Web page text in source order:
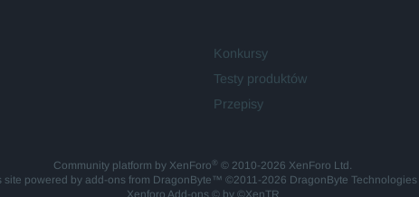
Konkursy
Testy produktów
Przepisy
Community platform by XenForo® © 2010-2026 XenForo Ltd.
site powered by add-ons from DragonByte™ ©2011-2026 DragonByte Technologies
Xenforo Add-ons© by ©XenTR